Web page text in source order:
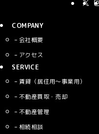
COMPANY
会社概要
アクセス
SERVICE
賃貸（居住用〜事業用）
不動産買取・売却
不動産管理
相続相談